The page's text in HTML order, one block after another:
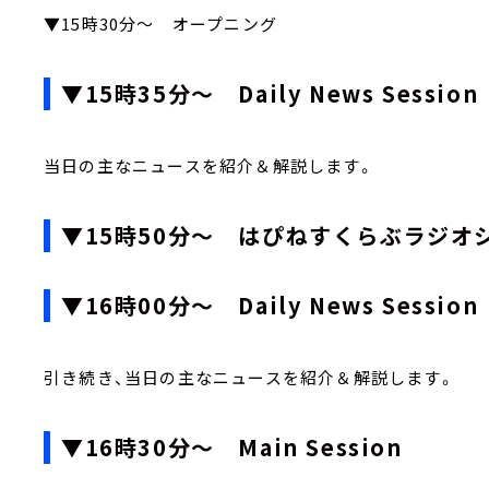
▼15時30分～ オープニング
▼15時35分～ Daily News Session
当日の主なニュースを紹介＆解説します。
▼15時50分～ はぴねすくらぶラジオ
▼16時00分～ Daily News Session
引き続き、当日の主なニュースを紹介＆解説します。
▼16時30分～ Main Session